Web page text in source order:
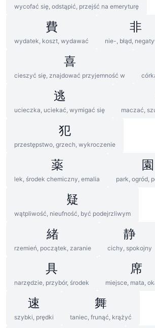
wycofać się, odstąpić, przejść na emeryturę
費
wydatek, koszt, wydawać
非
nie-, błąd,
喜
cieszyć się, znajdować przyjemność w
逃
ucieczka, uciekać, wymigać się maczać,
犯
przestępstwo, grzech, wykroczenie
薬
lek, środek chemiczny, emalia
園
park, ogród,
疑
wątpliwość, nieufność, być podejrzliwym
緒
rzemień, początek, zaranie
静
cichy, spokojny
具
narzędzie, przybór, środek
席
miejsce, mata,
速
szybki, prędki
舞
taniec, frunąć, krążyć